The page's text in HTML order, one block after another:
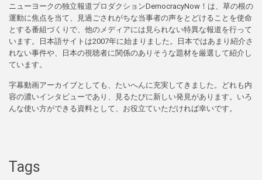
ニューヨークの独立報道プロダクションDemocracyNow！は、草の根の
運動に焦点を当て、見過ごされがちな当事者の声をとどけることを使命
とする番組づくりで、他のメディアには見られない特異な報道を行って
います。日本語サイトは2007年に始まりました。日本ではあまり紹介さ
れない事件や、日本の視聴者に関係のありそうな題材を厳選して紹介し
ています。
字幕動画アーカイブとしても、たいへんに充実してきました。どれも内
容の濃いインタビューであり、見るたびに新しい発見があります。いろ
んな使い方ができる資料として、お役立ていただければ幸いです。
Tags